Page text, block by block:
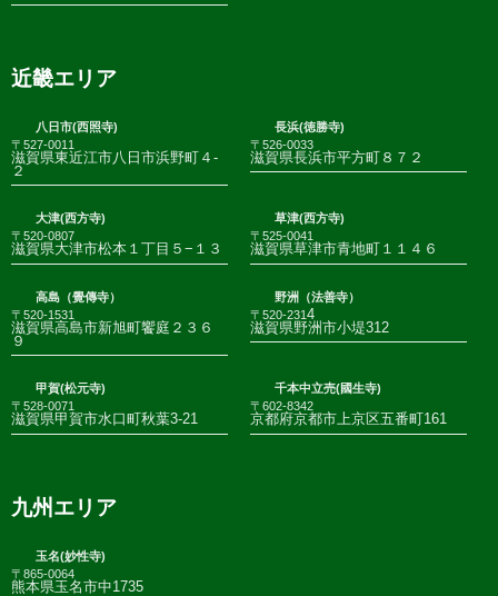
近畿エリア
八日市(西照寺)
〒527-0011
滋賀県東近江市八日市浜野町４-
２
長浜(徳勝寺)
〒526-0033
滋賀県長浜市平方町８７２
大津(西方寺)
〒520-0807
滋賀県大津市松本１丁目５−１３
草津(西方寺)
〒525-0041
滋賀県草津市青地町１１４６
高島（覺傳寺）
〒520-1531
滋賀県高島市新旭町饗庭２３６
９
野洲（法善寺）
〒520-2314
滋賀県野洲市小堤312
甲賀(松元寺)
〒528-0071
滋賀県甲賀市水口町秋葉3-21
千本中立売(國生寺)
〒602-8342
京都府京都市上京区五番町161
九州エリア
玉名(妙性寺)
〒865-0064
熊本県玉名市中1735